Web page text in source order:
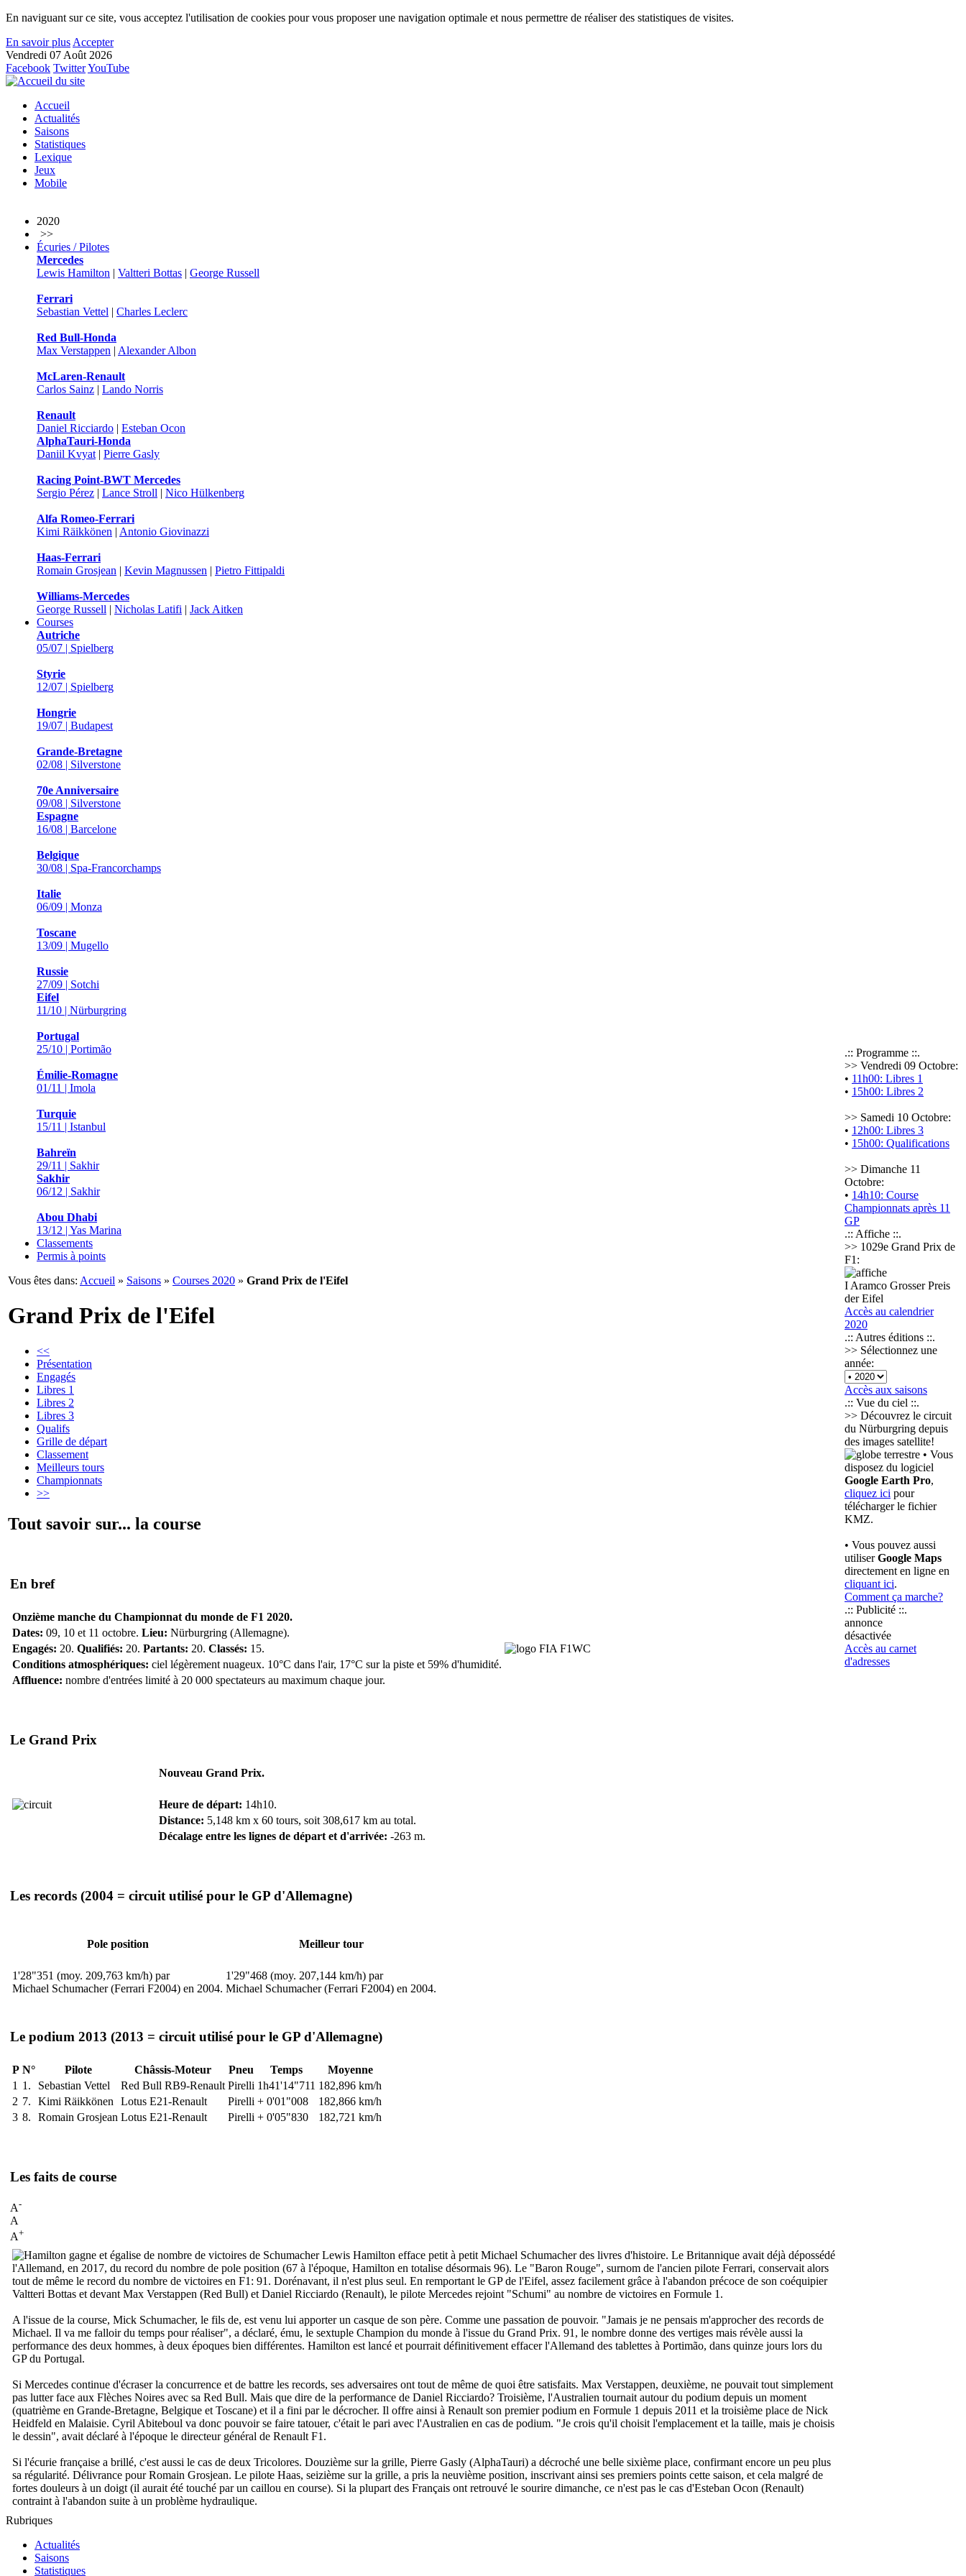
En naviguant sur ce site, vous acceptez l'utilisation de cookies pour vous proposer une navigation optimale et nous permettre de réaliser des statistiques de visites.
En savoir plus Accepter
Vendredi 07 Août 2026
Facebook TwitterYouTube
Accueil
Actualités
Saisons
Statistiques
Lexique
Jeux
Mobile
2020
>>
Écuries / Pilotes
Mercedes
Lewis Hamilton | Valtteri Bottas | George Russell
Ferrari
Sebastian Vettel | Charles Leclerc
Red Bull-Honda
Max Verstappen | Alexander Albon
McLaren-Renault
Carlos Sainz | Lando Norris
Renault
Daniel Ricciardo | Esteban Ocon
AlphaTauri-Honda
Daniil Kvyat | Pierre Gasly
Racing Point-BWT Mercedes
Sergio Pérez | Lance Stroll | Nico Hülkenberg
Alfa Romeo-Ferrari
Kimi Räikkönen | Antonio Giovinazzi
Haas-Ferrari
Romain Grosjean | Kevin Magnussen | Pietro Fittipaldi
Williams-Mercedes
George Russell | Nicholas Latifi | Jack Aitken
Courses
Autriche
05/07 | Spielberg
Styrie
12/07 | Spielberg
Hongrie
19/07 | Budapest
Grande-Bretagne
02/08 | Silverstone
70e Anniversaire
09/08 | Silverstone
Espagne
16/08 | Barcelone
Belgique
30/08 | Spa-Francorchamps
Italie
06/09 | Monza
Toscane
13/09 | Mugello
Russie
27/09 | Sotchi
Eifel
11/10 | Nürburgring
Portugal
25/10 | Portimão
Émilie-Romagne
01/11 | Imola
Turquie
15/11 | Istanbul
Bahreïn
29/11 | Sakhir
Sakhir
06/12 | Sakhir
Abou Dhabi
13/12 | Yas Marina
Classements
Permis à points
Vous êtes dans: Accueil » Saisons » Courses 2020 » Grand Prix de l'Eifel
Grand Prix de l'Eifel
<<
Présentation
Engagés
Libres 1
Libres 2
Libres 3
Qualifs
Grille de départ
Classement
Meilleurs tours
Championnats
>>
Tout savoir sur... la course
En bref
Onzième manche du Championnat du monde de F1 2020.
Dates: 09, 10 et 11 octobre. Lieu: Nürburgring (Allemagne).
Engagés: 20. Qualifiés: 20. Partants: 20. Classés: 15.
Conditions atmosphériques: ciel légèrement nuageux. 10°C dans l'air, 17°C sur la piste et 59% d'humidité.
Affluence: nombre d'entrées limité à 20 000 spectateurs au maximum chaque jour.
Le Grand Prix
Nouveau Grand Prix.
Heure de départ: 14h10.
Distance: 5,148 km x 60 tours, soit 308,617 km au total.
Décalage entre les lignes de départ et d'arrivée: -263 m.
Les records (2004 = circuit utilisé pour le GP d'Allemagne)
Pole position Meilleur tour
1'28"351 (moy. 209,763 km/h) par
Michael Schumacher (Ferrari F2004) en 2004.
1'29"468 (moy. 207,144 km/h) par
Michael Schumacher (Ferrari F2004) en 2004.
Le podium 2013 (2013 = circuit utilisé pour le GP d'Allemagne)
P N° Pilote Châssis-Moteur Pneu Temps
Moyenne
1 1. Sebastian Vettel Red Bull RB9-Renault Pirelli 1h41'14"711 182,896 km/h
2 7. Kimi Räikkönen Lotus E21-Renault Pirelli + 0'01"008
182,866 km/h
3 8. Romain Grosjean Lotus E21-Renault Pirelli + 0'05"830 182,721 km/h
Les faits de course
A-
A
A+
Lewis Hamilton efface petit à petit Michael Schumacher des livres d'histoire. Le Britannique avait déjà dépossédé
l'Allemand, en 2017, du record du nombre de pole position (67 à l'époque, Hamilton en totalise désormais 96). Le "Baron Rouge", surnom de l'ancien pilote Ferrari, conservait alors
tout de même le record du nombre de victoires en F1: 91. Dorénavant, il n'est plus seul. En remportant le GP de l'Eifel, assez facilement grâce à l'abandon précoce de son coéquipier
Valtteri Bottas et devant Max Verstappen (Red Bull) et Daniel Ricciardo (Renault), le pilote Mercedes rejoint "Schumi" au nombre de victoires en Formule 1.
A l'issue de la course, Mick Schumacher, le fils de, est venu lui apporter un casque de son père. Comme une passation de pouvoir. "Jamais je ne pensais m'approcher des records de
Michael. Il va me falloir du temps pour réaliser", a déclaré, ému, le sextuple Champion du monde à l'issue du Grand Prix. 91, le nombre donne des vertiges mais révèle aussi la
performance des deux hommes, à deux époques bien différentes. Hamilton est lancé et pourrait définitivement effacer l'Allemand des tablettes à Portimão, dans quinze jours lors du
GP du Portugal.
Si Mercedes continue d'écraser la concurrence et de battre les records, ses adversaires ont tout de même de quoi être satisfaits. Max Verstappen, deuxième, ne pouvait tout simplement
pas lutter face aux Flèches Noires avec sa Red Bull. Mais que dire de la performance de Daniel Ricciardo? Troisième, l'Australien tournait autour du podium depuis un moment
(quatrième en Grande-Bretagne, Belgique et Toscane) et il a fini par le décrocher. Il offre ainsi à Renault son premier podium en Formule 1 depuis 2011 et la troisième place de Nick
Heidfeld en Malaisie. Cyril Abiteboul va donc pouvoir se faire tatouer, c'était le pari avec l'Australien en cas de podium. "Je crois qu'il choisit l'emplacement et la taille, mais je choisis
le dessin", avait déclaré à l'époque le directeur général de Renault F1.
Si l'écurie française a brillé, c'est aussi le cas de deux Tricolores. Douzième sur la grille, Pierre Gasly (AlphaTauri) a décroché une belle sixième place, confirmant encore un peu plus
sa régularité. Délivrance pour Romain Grosjean. Le pilote Haas, seizième sur la grille, a pris la neuvième position, inscrivant ainsi ses premiers points cette saison, et cela malgré de
fortes douleurs à un doigt (il aurait été touché par un caillou en course). Si la plupart des Français ont retrouvé le sourire dimanche, ce n'est pas le cas d'Esteban Ocon (Renault)
contraint à l'abandon suite à un problème hydraulique.
.:: Programme ::.
>> Vendredi 09 Octobre:
• 11h00: Libres 1
• 15h00: Libres 2
>> Samedi 10 Octobre:
• 12h00: Libres 3
• 15h00: Qualifications
>> Dimanche 11
Octobre:
• 14h10: Course
Championnats après 11
GP
.:: Affiche ::.
>> 1029e Grand Prix de
F1:
I Aramco Grosser Preis
der Eifel
Accès au calendrier
2020
.:: Autres éditions ::.
>> Sélectionnez une
année:
Accès aux saisons
.:: Vue du ciel ::.
>> Découvrez le circuit
du Nürburgring depuis
des images satellite!
• Vous
disposez du logiciel
Google Earth Pro,
cliquez ici pour
télécharger le fichier
KMZ.
• Vous pouvez aussi
utiliserGoogle Maps
directement en ligne en
cliquant ici.
Comment ça marche?
.:: Publicité ::.
annonce
désactivée
Accès au carnet
d'adresses
Rubriques
Actualités
Saisons
Statistiques